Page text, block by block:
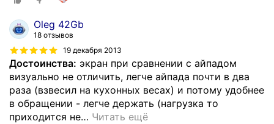
Oleg 42Gb
18 отзывов
19 декабря 2013
Достоинства: экран при сравнении с айпадом
визуально не отличить, легче айпада почти в два
раза (взвесил на кухонных весах) и потому удобнее
в обращении - легче держать (нагрузка то
приходится не… Читать ещё